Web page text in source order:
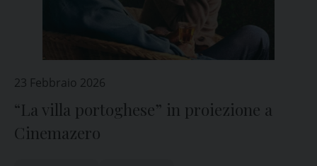
23 Febbraio 2026
“La villa portoghese” in proiezione a
Cinemazero